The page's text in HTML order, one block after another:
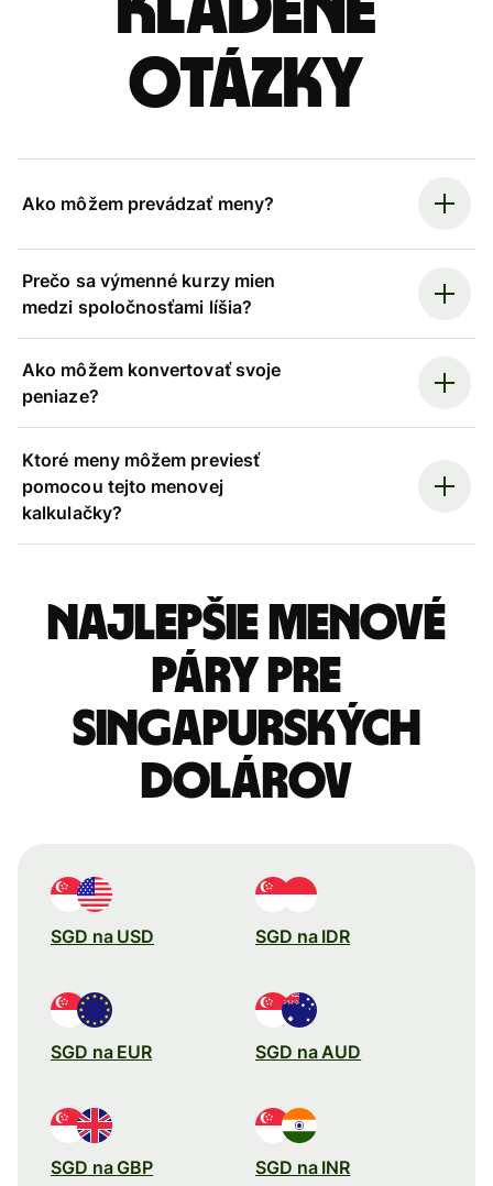
otázky
Ako môžem prevádzať meny?
Prečo sa výmenné kurzy mien
medzi spoločnosťami líšia?
Ako môžem konvertovať svoje
peniaze?
Ktoré meny môžem previesť
pomocou tejto menovej
kalkulačky?
Najlepšie menové
páry pre
Singapurských
dolárov
SGD na USD SGD na IDR
SGD na EUR SGD na AUD
SGD na GBP SGD na INR